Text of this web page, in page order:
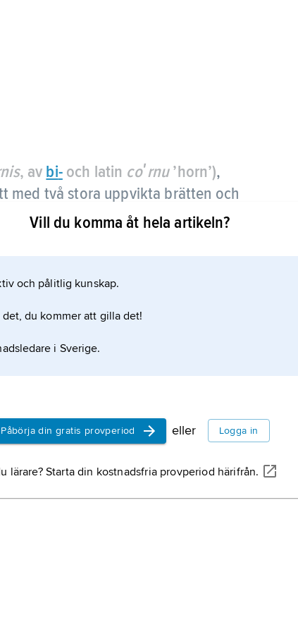
, av bi-och latin coʹrnu’horn’),
med två stora uppvikta brätten och
talet och lever kvar i en del paraduniformer.
tillika dekorerad och plymascherad; den
Vill du komma åt hela artikeln?
och pålitlig kunskap.
det, du kommer att gilla det!
i Sverige.
Påbörja din gratis provperiod eller Logga in
lärare? Starta din kostnadsfria provperiod härifrån.